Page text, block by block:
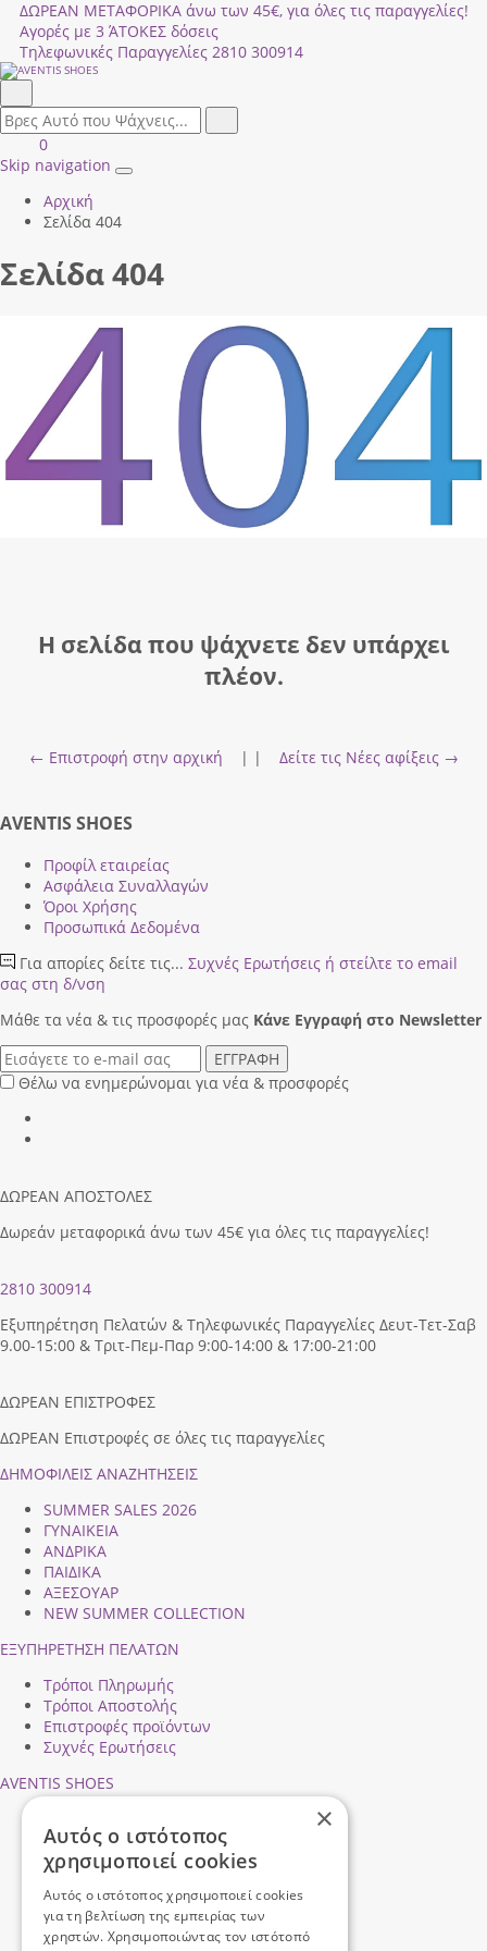
ΔΩΡΕΑΝ ΜΕΤΑΦΟΡΙΚΑ άνω των 45€, για όλες τις παραγγελίες!
Αγορές με 3 ΆΤΟΚΕΣ δόσεις
Τηλεφωνικές Παραγγελίες 2810 300914
field.search
Είσοδος
|
ΚΑΛΑΘΙ
ΑΓΟΡΩΝ
0
Skip navigation
Toggle
Αρχική
Σελίδα 404
Σελίδα 404
Η σελίδα που ψάχνετε δεν υπάρχει
πλέον.
← Επιστροφή στην αρχική | | Δείτε τις Νέες αφίξεις →
AVENTIS SHOES
Προφίλ εταιρείας
Ασφάλεια Συναλλαγών
Όροι Χρήσης
Προσωπικά Δεδομένα
Για απορίες δείτε τις... Συχνές Ερωτήσεις ή στείλτε το email
σας στη δ/νση
Μάθε τα νέα & τις προσφορές μας Κάνε Eγγραφή στο Newsletter
ΕΓΓΡΑΦΗ
Θέλω να ενημερώνομαι για νέα & προσφορές
ΔΩΡΕΑΝ ΑΠΟΣΤΟΛΕΣ
Δωρεάν μεταφορικά άνω των 45€ για όλες τις παραγγελίες!
2810 300914
Εξυπηρέτηση Πελατών & Τηλεφωνικές Παραγγελίες Δευτ-Τετ-Σαβ
9.00-15:00 & Τριτ-Πεμ-Παρ 9:00-14:00 & 17:00-21:00
ΔΩΡΕΑΝ ΕΠΙΣΤΡΟΦΕΣ
ΔΩΡΕΑΝ Επιστροφές σε όλες τις παραγγελίες
ΔΗΜΟΦΙΛEIΣ ΑΝΑΖΗΤΗΣΕΙΣ
SUMMER SALES 2026
ΓΥΝΑΙΚΕΙΑ
ΑΝΔΡΙΚΑ
ΠΑΙΔΙΚΑ
ΑΞΕΣΟΥΑΡ
NEW SUMMER COLLECTION
ΕΞΥΠΗΡΕΤΗΣΗ ΠΕΛΑΤΩΝ
Τρόποι Πληρωμής
Τρόποι Αποστολής
Επιστροφές προϊόντων
Συχνές Ερωτήσεις
AVENTIS SHOES
Ασφάλεια Συναλλαγών
Προσωπικά Δεδομένα
Όροι Χρήσης
×
Αυτός ο ιστότοπος
χρησιμοποιεί cookies
Αυτός ο ιστότοπος χρησιμοποιεί cookies
για τη βελτίωση της εμπειρίας των
χρηστών. Χρησιμοποιώντας τον ιστότοπό